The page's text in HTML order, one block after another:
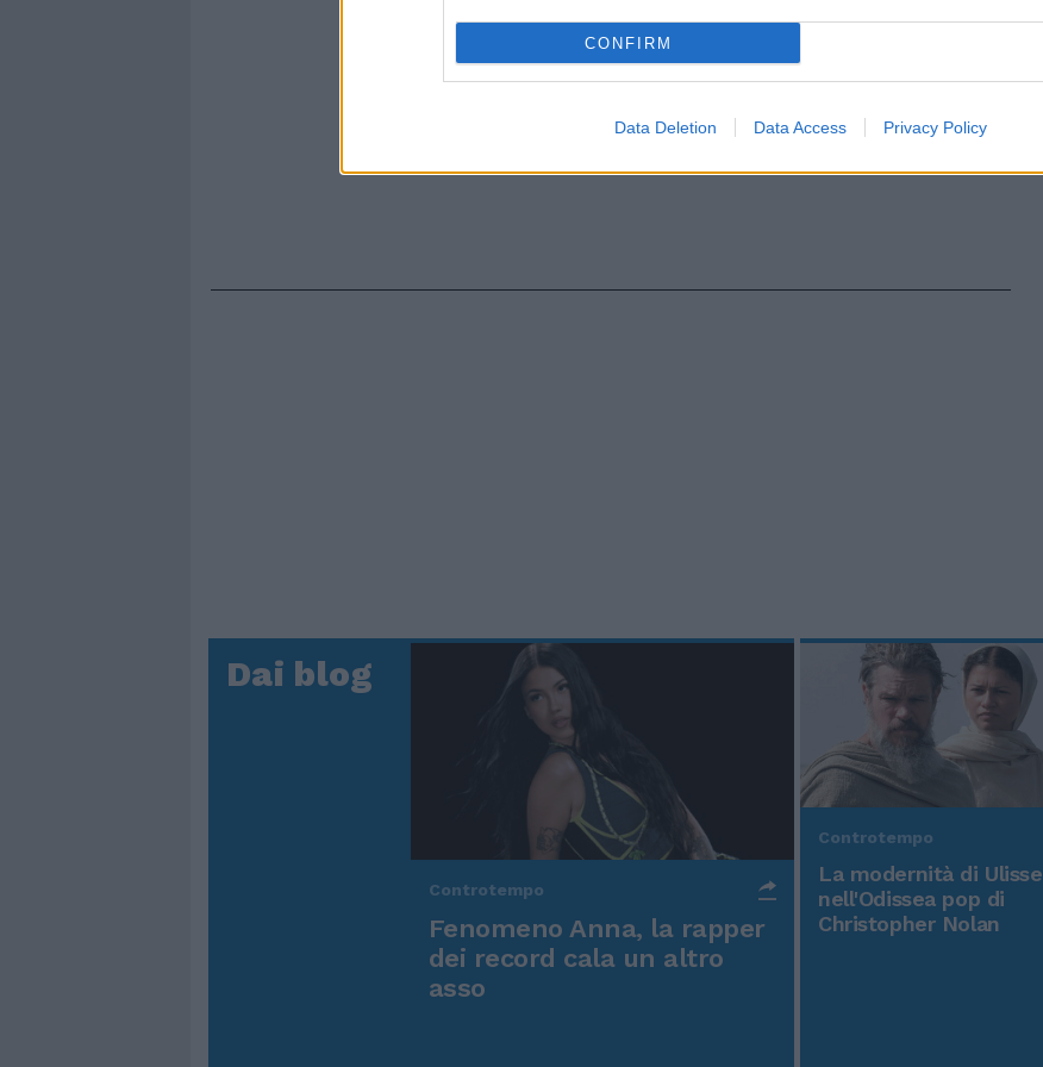
CONFIRM
Data Deletion Data Access Privacy Policy
Dai blog
Controtempo
Fenomeno Anna, la rapper
dei record cala un altro
asso
Controtempo
La modernità di Ulisse
nell'Odissea pop di
Christopher Nolan